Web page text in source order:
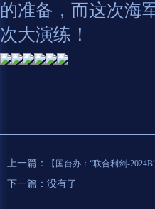
的准备，而这次海
次大演练！
上一篇： 【国台办：“联合利剑-
下一篇：没有了